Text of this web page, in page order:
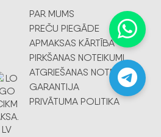
PAR MUMS
PREČU PIEGĀDE
APMAKSAS KĀRTĪBA
PIRKŠANAS NOTEIKUMI
ATGRIEŠANAS NOTEIKUMI
GARANTIJA
PRIVĀTUMA POLITIKA